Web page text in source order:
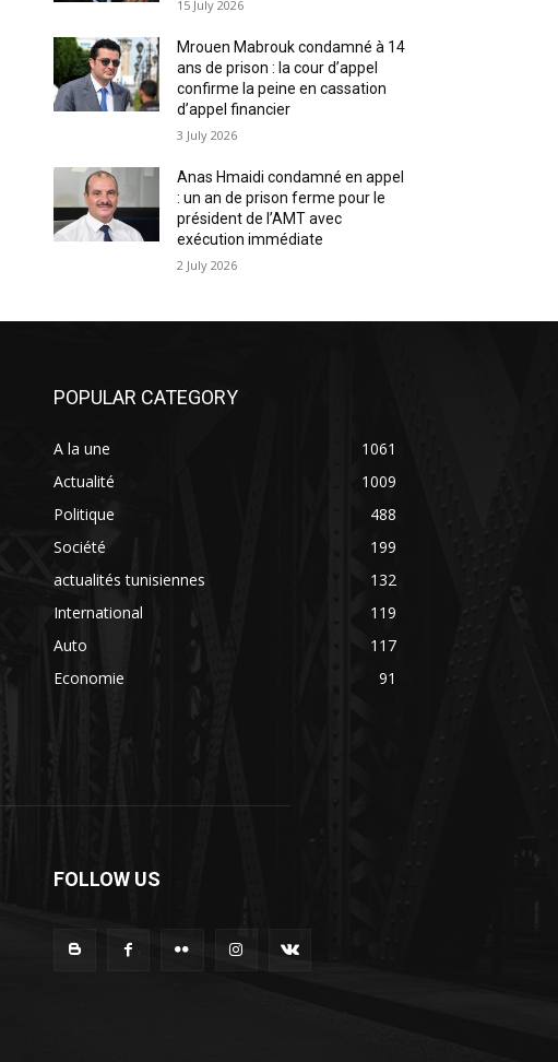
15 July 2026
Mrouen Mabrouk condamné à 14
ans de prison : la cour d’appel
confirme la peine en cassation
d’appel financier
3 July 2026
Anas Hmaidi condamné en appel
: un an de prison ferme pour le
président de l’AMT avec
exécution immédiate
2 July 2026
POPULAR CATEGORY
A la une
1061
Actualité
1009
Politique
488
Société
199
actualités tunisiennes
132
International
119
Auto
117
Economie
91
FOLLOW US